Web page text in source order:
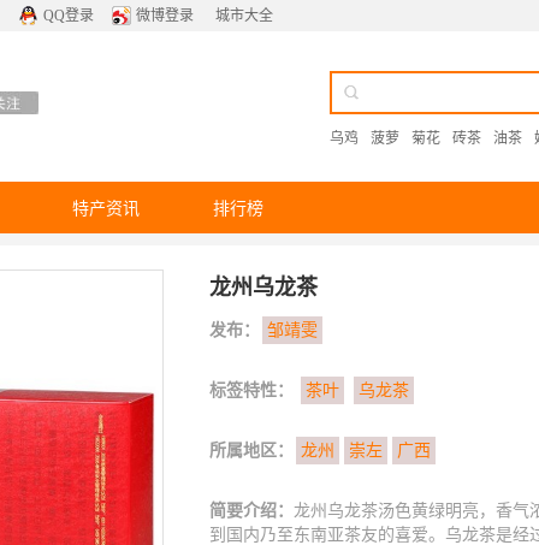
QQ登录 微博登录 城市大全
乌鸡 菠萝 菊花 砖茶 油茶
特产资讯 排行榜
龙州乌龙茶
发布： 邹靖雯
标签特性： 茶叶 乌龙茶
所属地区： 龙州 崇左 广西
简要介绍： 龙州乌龙茶汤色黄绿明亮，香气
到国内乃至东南亚茶友的喜爱。乌龙茶是